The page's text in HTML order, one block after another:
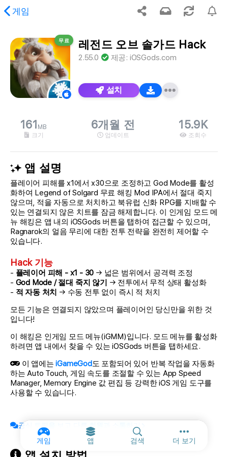
게임
게임 앱 검색 더 보기기타 옵션 및
요청하신 콘텐츠를 찾을 수 없습니다.
무료 레전드 오브 솔가드 Hack
2.55.0 제공: iOSGods.com
설치
161 MB
크기
6개월 전
업데이트
15.9K
조회수
앱 설명
플레이어 피해를 x1에서 x30으로 조정하고 God Mode를 활성
화하여 Legend of Solgard 무료 해킹 Mod IPA에서 절대 죽지
않으며, 적을 자동으로 처치하고 북유럽 신화 RPG를 지배할 수
있는 연결되지 않은 치트를 잠금 해제합니다. 이 인게임 모드 메
뉴 해킹은 앱 내의 iOSGods 버튼을 탭하여 접근할 수 있으며,
Ragnarok의 얼음 무리에 대한 전투 전략을 완전히 제어할 수
있습니다.
Hack 기능
- 플레이어 피해 - x1 - 30 → 넓은 범위에서 공격력 조정
- God Mode / 절대 죽지 않기 → 전투에서 무적 상태 활성화
- 적 자동 처치 → 수동 전투 없이 즉시 적 처치
모든 기능은 연결되지 않았으며 플레이어인 당신만을 위한 것
입니다!
이 해킹은 인게임 모드 메뉴(iGMM)입니다. 모드 메뉴를 활성화
하려면 앱 내에서 찾을 수 있는 iOSGods 버튼을 탭하세요.
이 앱에는iGameGod도 포함되어 있어 반복 작업을 자동화
하는 Auto Touch, 게임 속도를 조절할 수 있는 App Speed
Manager, Memory Engine 값 편집 등 강력한 iOS 게임 도구를
사용할 수 있습니다.
공식 토픽을 보고 다른 회원과 소통하기